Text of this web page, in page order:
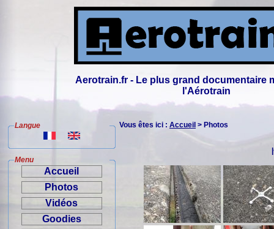
Aerotrain.fr - Le plus grand documentaire
l'Aérotrain
Langue
Menu
Accueil
Photos
Vidéos
Goodies
Vous êtes ici : Accueil > Photos